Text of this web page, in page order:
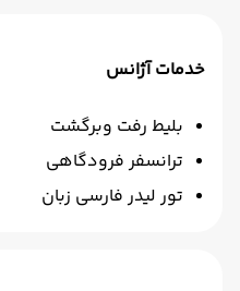
خدمات آژانس
بلیط رفت وبرگشت
ترانسفر فرودگاهی
تور لیدر فارسی زبان